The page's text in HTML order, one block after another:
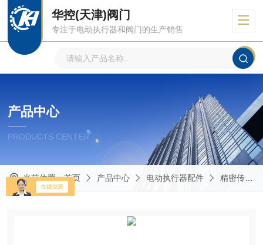
华控(天津)阀门
专注于电动执行器和阀门的生产销售
产品中心
PRODUCTS CENTER
当前位置：首页 产品中心 电动执行器配件 精密传感器